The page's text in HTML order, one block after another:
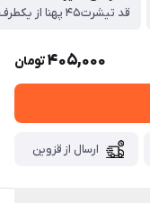
405,000تومان
ارسال از قزوین